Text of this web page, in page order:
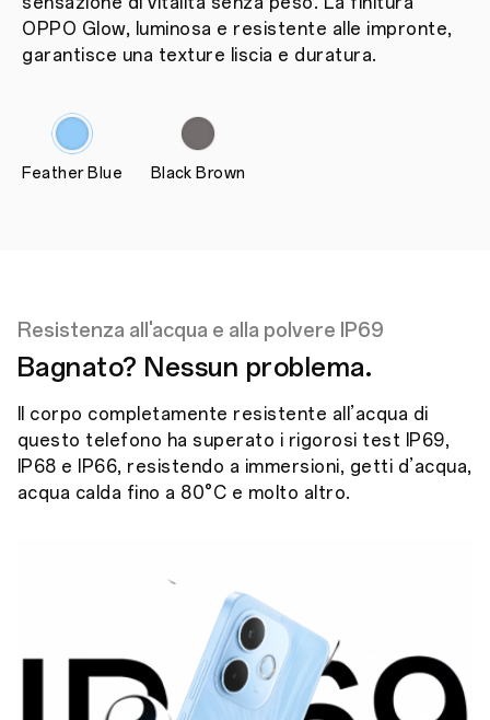
OPPO Glow, luminosa e resistente alle impronte,
garantisce una texture liscia e duratura.
Feather Blue Black Brown
Resistenza all'acqua e alla polvere IP69
Bagnato? Nessun problema.
Il corpo completamente resistente all’acqua di
questo telefono ha superato i rigorosi test IP69,
IP68 e IP66, resistendo a immersioni, getti d’acqua,
acqua calda fino a 80°C e molto altro.